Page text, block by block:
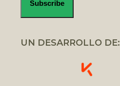
UN DESARROLLO DE: